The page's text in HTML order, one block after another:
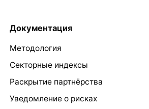
Документация
Методология
Секторные индексы
Раскрытие партнёрства
Уведомление о рисках